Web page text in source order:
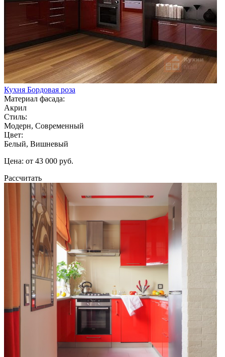
Кухня Бордовая роза
Материал фасада:
Акрил
Стиль:
Модерн, Современный
Цвет:
Белый, Вишневый
Цена: от 43 000 руб.
Рассчитать